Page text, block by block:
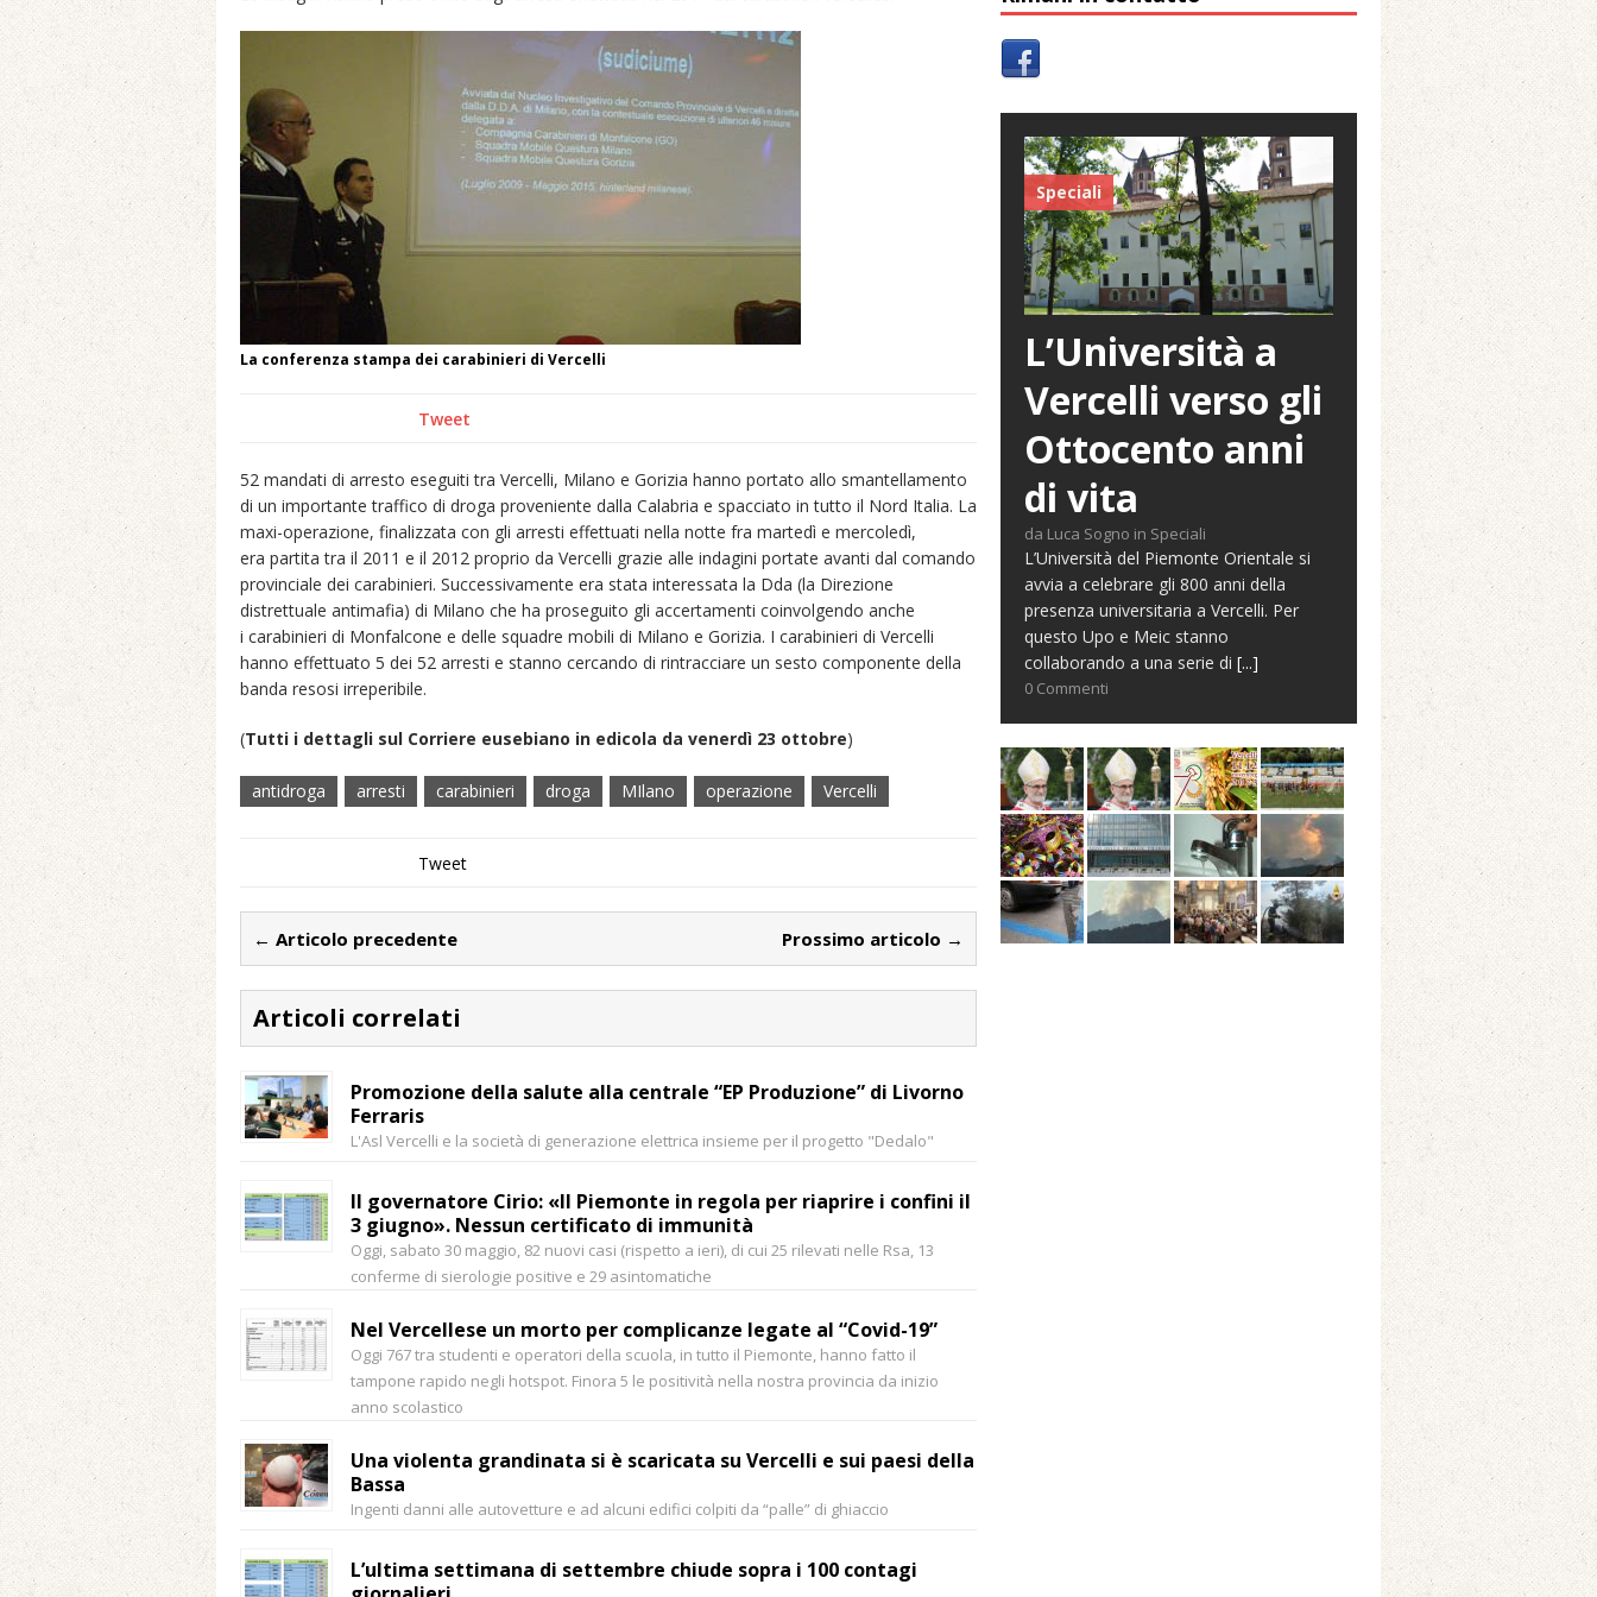
La conferenza stampa dei carabinieri di Vercelli
Tweet
52 mandati di arresto eseguiti tra Vercelli, Milano e Gorizia hanno portato allo smantellamento
di un importante traffico di droga proveniente dalla Calabria e spacciato in tutto il Nord Italia. La
maxi-operazione, finalizzata con gli arresti effettuati nella notte fra martedì e mercoledì,
era partita tra il 2011 e il 2012 proprio da Vercelli grazie alle indagini portate avanti dal comando
provinciale dei carabinieri. Successivamente era stata interessata la Dda (la Direzione
distrettuale antimafia) di Milano che ha proseguito gli accertamenti coinvolgendo anche
i carabinieri di Monfalcone e delle squadre mobili di Milano e Gorizia. I carabinieri di Vercelli
hanno effettuato 5 dei 52 arresti e stanno cercando di rintracciare un sesto componente della
banda resosi irreperibile.
(Tutti i dettagli sul Corriere eusebiano in edicola da venerdì 23 ottobre)
antidroga arresti carabinieri droga MIlano operazione Vercelli
Tweet
← Articolo precedente Prossimo articolo →
Articoli correlati
Promozione della salute alla centrale “EP Produzione” di Livorno
Ferraris
L'Asl Vercelli e la società di generazione elettrica insieme per il progetto "Dedalo"
Il governatore Cirio: «Il Piemonte in regola per riaprire i confini il
3 giugno». Nessun certificato di immunità
Oggi, sabato 30 maggio, 82 nuovi casi (rispetto a ieri), di cui 25 rilevati nelle Rsa, 13
conferme di sierologie positive e 29 asintomatiche
Nel Vercellese un morto per complicanze legate al “Covid-19”
Oggi 767 tra studenti e operatori della scuola, in tutto il Piemonte, hanno fatto il
tampone rapido negli hotspot. Finora 5 le positività nella nostra provincia da inizio
anno scolastico
Una violenta grandinata si è scaricata su Vercelli e sui paesi della
Bassa
Ingenti danni alle autovetture e ad alcuni edifici colpiti da “palle” di ghiaccio
L’ultima settimana di settembre chiude sopra i 100 contagi
Speciali
L’Università a
Vercelli verso gli
Ottocento anni
di vita
da Luca Sogno in Speciali
L’Università del Piemonte Orientale si
avvia a celebrare gli 800 anni della
presenza universitaria a Vercelli. Per
questo Upo e Meic stanno
collaborando a una serie di [...]
0 Commenti